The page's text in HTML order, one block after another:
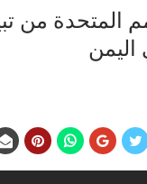
المتحدة من
اليمن